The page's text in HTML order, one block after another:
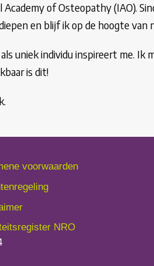
of Osteopathy (IAO).
en blijf ik op de hoogte van
uniek individu inspireert me.
is dit!
voorwaarden
NRO